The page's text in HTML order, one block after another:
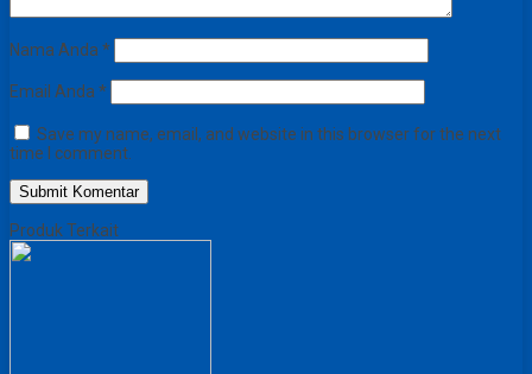
Nama Anda *
Email Anda *
Save my name, email, and website in this browser for the next
time I comment.
Produk Terkait